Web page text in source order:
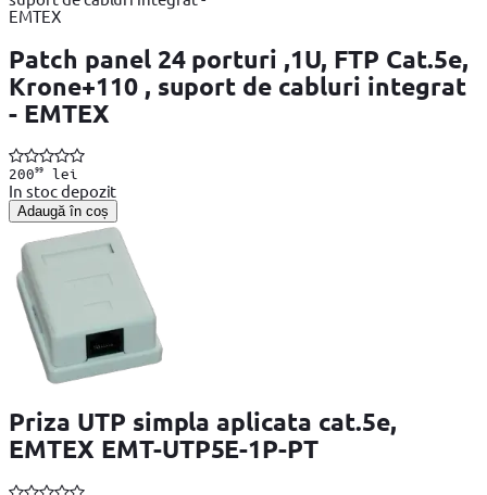
Patch panel 24 porturi ,1U, FTP Cat.5e,
Krone+110 , suport de cabluri integrat
- EMTEX
20099lei
In stoc depozit
Adaugă în coș
Priza UTP simpla aplicata cat.5e,
EMTEX EMT-UTP5E-1P-PT